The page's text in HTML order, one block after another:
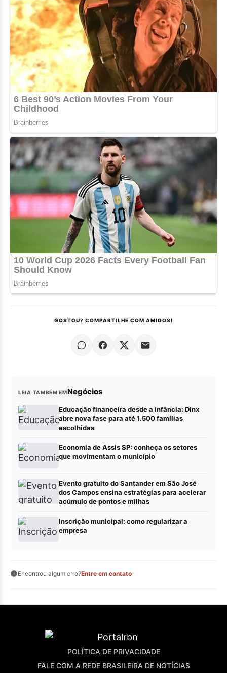
GOSTOU? COMPARTILHE COM AMIGOS!
LEIA TAMBÉM EMNegócios
Educação financeira desde a infância: Dinx
abre nova fase para até 1.500 famílias
escolhidas
Economia de Assis SP: conheça os setores
que movimentam o município
Evento gratuito do Santander em São José
dos Campos ensina estratégias para acelerar
acúmulo de pontos e milhas
Inscrição municipal: como regularizar a
empresa
Encontrou algum erro?Entre em contato
POLÍTICA DE PRIVACIDADE
FALE COM A REDE BRASILEIRA DE NOTÍCIAS